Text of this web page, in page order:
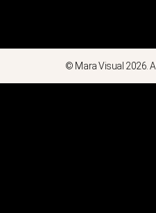
© Mara Visual 2026.